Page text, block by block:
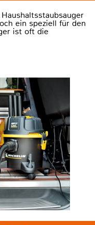
ein speziell für den
ist oft die